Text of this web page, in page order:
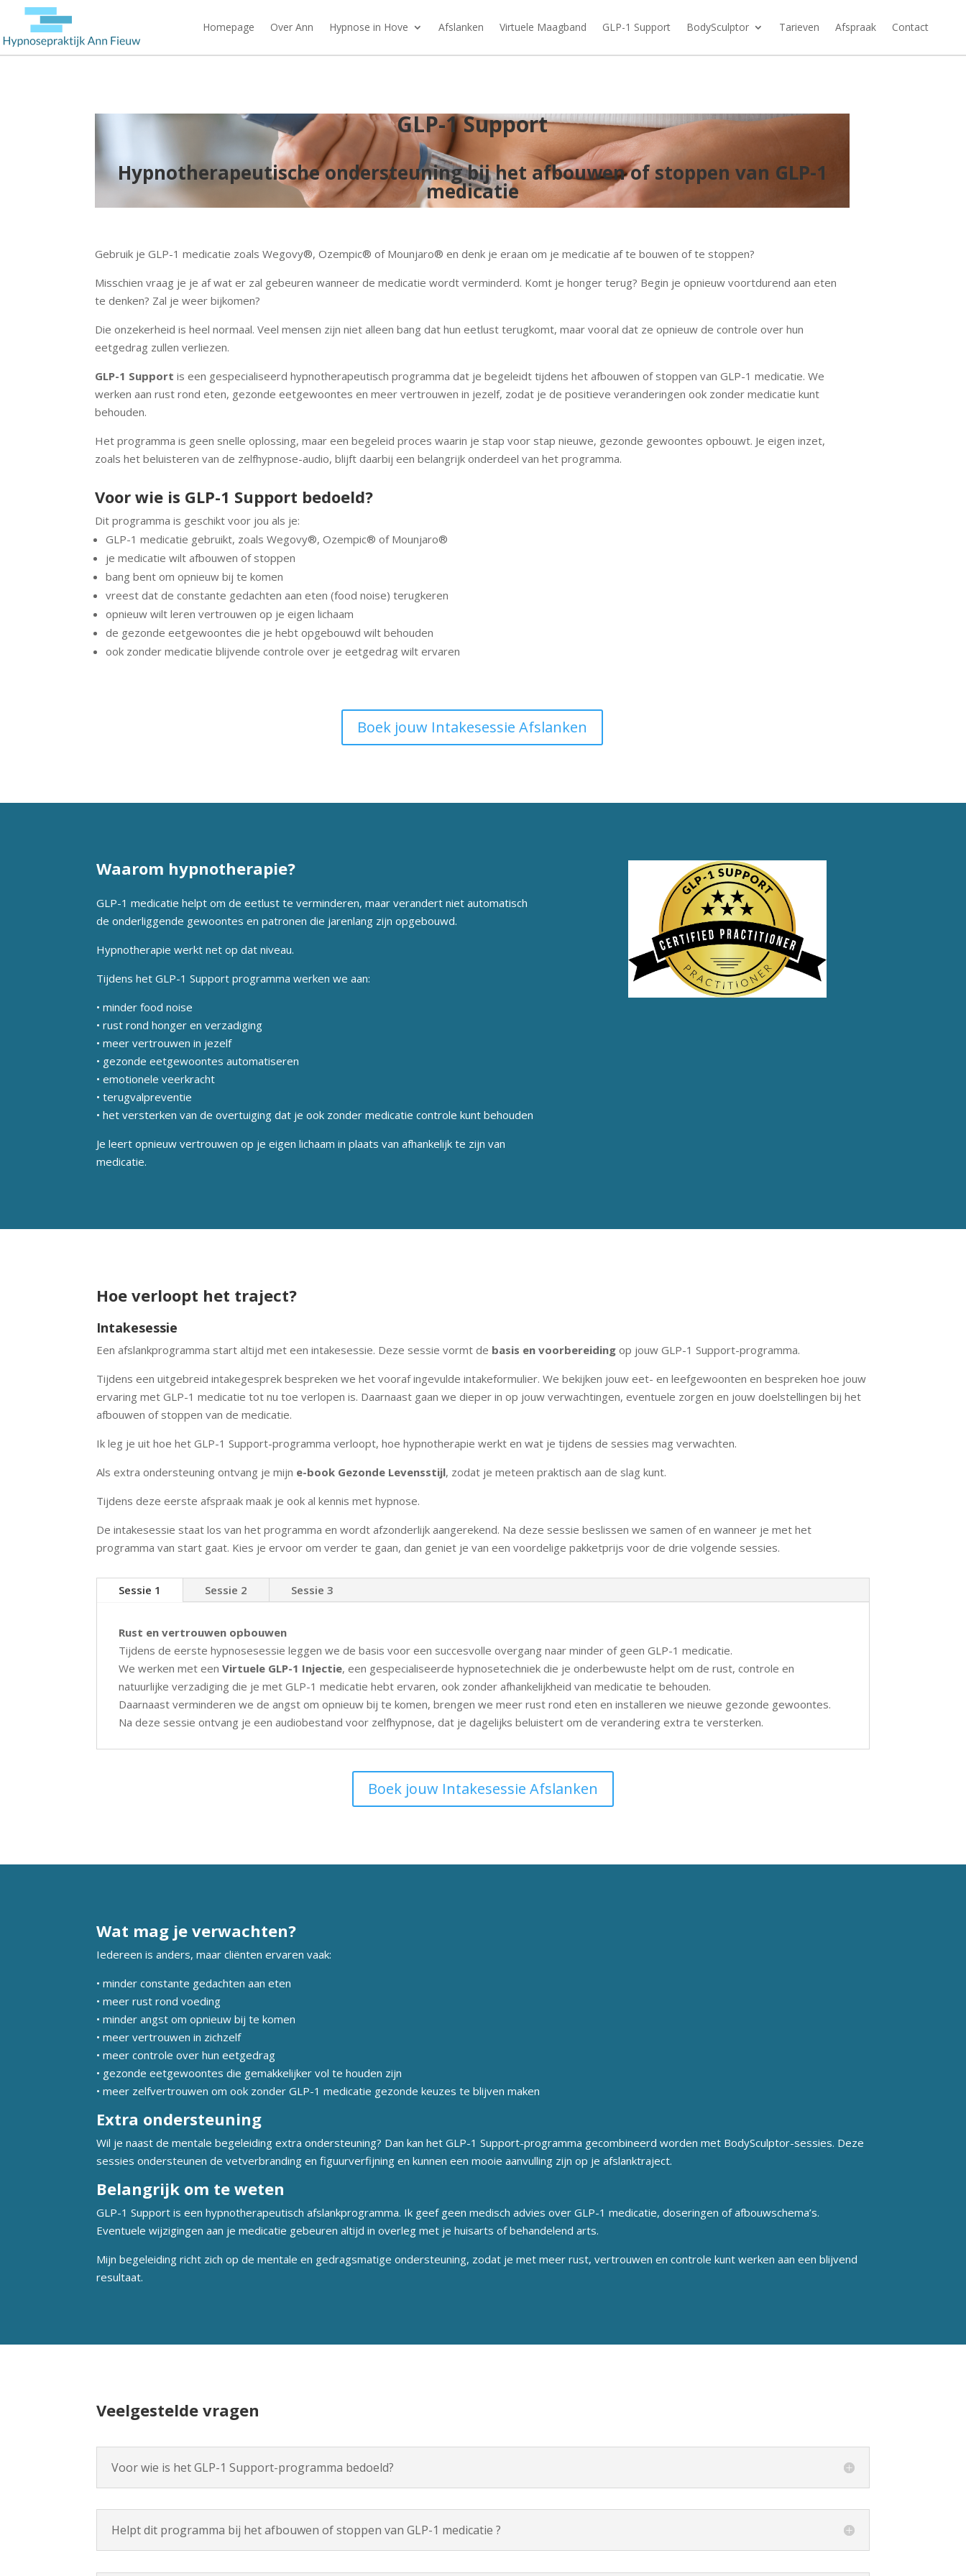
Homepage Over Ann Hypnose in Hove Afslanken Virtuele Maagband GLP-1 Support BodySculptor Tarieven Afspraak Contact
GLP-1 Support
Hypnotherapeutische ondersteuning bij het afbouwenof stoppen van GLP-1
medicatie
Gebruik je GLP-1 medicatie zoals Wegovy®, Ozempic® of Mounjaro® en denk je eraan om je medicatie af te bouwen of te stoppen?
Misschien vraag je je af wat er zal gebeuren wanneer de medicatie wordt verminderd. Komt je honger terug? Begin je opnieuw voortdurend aan eten
te denken? Zal je weer bijkomen?
Die onzekerheid is heel normaal. Veel mensen zijn niet alleen bang dat hun eetlust terugkomt, maar vooral dat ze opnieuw de controle over hun
eetgedrag zullen verliezen.
GLP-1 Support is een gespecialiseerd hypnotherapeutisch programma dat je begeleidt tijdens het afbouwen of stoppen van GLP-1 medicatie. We
werken aan rust rond eten, gezonde eetgewoontes en meer vertrouwen in jezelf, zodat je de positieve veranderingen ook zonder medicatie kunt
behouden.
Het programma is geen snelle oplossing, maar een begeleid proces waarin je stap voor stap nieuwe, gezonde gewoontes opbouwt. Je eigen inzet,
zoals het beluisteren van de zelfhypnose-audio, blijft daarbij een belangrijk onderdeel van het programma.
Voor wie is GLP-1 Support bedoeld?
Dit programma is geschikt voor jou als je:
GLP-1 medicatie gebruikt, zoals Wegovy®, Ozempic® of Mounjaro®
je medicatie wilt afbouwen of stoppen
bang bent om opnieuw bij te komen
vreest dat de constante gedachten aan eten (food noise) terugkeren
opnieuw wilt leren vertrouwen op je eigen lichaam
de gezonde eetgewoontes die je hebt opgebouwd wilt behouden
ook zonder medicatie blijvende controle over je eetgedrag wilt ervaren
Boek jouw Intakesessie Afslanken
Waarom hypnotherapie?
GLP-1 medicatie helpt om de eetlust te verminderen, maar verandert niet automatisch
de onderliggende gewoontes en patronen die jarenlang zijn opgebouwd.
Hypnotherapie werkt net op dat niveau.
Tijdens het GLP-1 Support programma werken we aan:
• minder food noise
• rust rond honger en verzadiging
• meer vertrouwen in jezelf
• gezonde eetgewoontes automatiseren
• emotionele veerkracht
• terugvalpreventie
• het versterken van de overtuiging dat je ook zonder medicatie controle kunt behouden
Je leert opnieuw vertrouwen op je eigen lichaam in plaats van afhankelijk te zijn van
medicatie.
Hoe verloopt het traject?
Intakesessie
Een afslankprogramma start altijd met een intakesessie. Deze sessie vormt de basis en voorbereiding op jouw GLP-1 Support-programma.
Tijdens een uitgebreid intakegesprek bespreken we het vooraf ingevulde intakeformulier. We bekijken jouw eet- en leefgewoonten en bespreken hoe jouw
ervaring met GLP-1 medicatie tot nu toe verlopen is. Daarnaast gaan we dieper in op jouw verwachtingen, eventuele zorgen en jouw doelstellingen bij het
afbouwen of stoppen van de medicatie.
Ik leg je uit hoe het GLP-1 Support-programma verloopt, hoe hypnotherapie werkt en wat je tijdens de sessies mag verwachten.
Als extra ondersteuning ontvang je mijn e-book Gezonde Levensstijl, zodat je meteen praktisch aan de slag kunt.
Tijdens deze eerste afspraak maak je ook al kennis met hypnose.
De intakesessie staat los van het programma en wordt afzonderlijk aangerekend. Na deze sessie beslissen we samen of en wanneer je met het
programma van start gaat. Kies je ervoor om verder te gaan, dan geniet je van een voordelige pakketprijs voor de drie volgende sessies.
Sessie 1 Sessie 2 Sessie 3
Rust en vertrouwen opbouwen
Tijdens de eerste hypnosesessie leggen we de basis voor een succesvolle overgang naar minder of geen GLP-1 medicatie.
We werken met eenVirtuele GLP-1 Injectie, een gespecialiseerde hypnosetechniek die je onderbewuste helpt om de rust, controle en
natuurlijke verzadiging die je met GLP-1 medicatie hebt ervaren, ook zonder afhankelijkheid van medicatie te behouden.
Daarnaast verminderen we de angst om opnieuw bij te komen, brengen we meer rust rond eten en installeren we nieuwe gezonde gewoontes.
Na deze sessie ontvang je een audiobestand voor zelfhypnose, dat je dagelijks beluistert om de verandering extra te versterken.
Boek jouw Intakesessie Afslanken
Wat mag je verwachten?
Iedereen is anders, maar cliënten ervaren vaak:
• minder constante gedachten aan eten
• meer rust rond voeding
• minder angst om opnieuw bij te komen
• meer vertrouwen in zichzelf
• meer controle over hun eetgedrag
• gezonde eetgewoontes die gemakkelijker vol te houden zijn
• meer zelfvertrouwen om ook zonder GLP-1 medicatie gezonde keuzes te blijven maken
Extra ondersteuning
Wil je naast de mentale begeleiding extra ondersteuning? Dan kan het GLP-1 Support-programma gecombineerd worden met BodySculptor-sessies. Deze
sessies ondersteunen de vetverbranding en figuurverfijning en kunnen een mooie aanvulling zijn op je afslanktraject.
Belangrijk om te weten
GLP-1 Support is een hypnotherapeutisch afslankprogramma. Ik geef geen medisch advies over GLP-1 medicatie, doseringen of afbouwschema’s.
Eventuele wijzigingen aan je medicatie gebeuren altijd in overleg met je huisarts of behandelend arts.
Mijn begeleiding richt zich op de mentale en gedragsmatige ondersteuning, zodat je met meer rust, vertrouwen en controle kunt werken aan een blijvend
resultaat.
Veelgestelde vragen
Voor wie is het GLP-1 Support-programma bedoeld?
Helpt dit programma bij het afbouwen of stoppen van GLP-1 medicatie ?